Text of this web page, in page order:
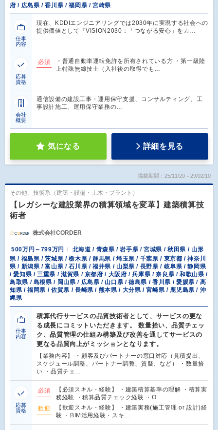
府 / 広島県 / 香川県 / 福岡県 / 宮崎県
仕事
内容
現在、KDDIエンジニアリングでは2030年に実現する社会への
提供価値として『VISION2030：「つながる安心」をカ…
応募
資格
必須
・普通自動車運転免許を所有されている方 ・第一級陸
上特殊無線技士（入社後の取得でも…
会社
概要
通信設備の建設工事・運用保守支援、コンサルティング、工
事設計施工、運用保守業務の…
気になる 詳細を見る
掲載期間：25/11/20～29/02/10
その他、技術系（建築・設備・土木・プラント）
【レガシーな建設業界の積算領域を変革】建築積算技
術者
株式会社CORDER
500万円～799万円
北海道 / 青森県 / 岩手県 / 宮城県 / 秋田県 / 山形
県 / 福島県 / 茨城県 / 栃木県 / 群馬県 / 埼玉県 / 千葉県 / 東京都 / 神奈川
県 / 新潟県 / 富山県 / 石川県 / 福井県 / 山梨県 / 長野県 / 岐阜県 / 静岡県
/ 愛知県 / 三重県 / 滋賀県 / 京都府 / 大阪府 / 兵庫県 / 奈良県 / 和歌山県 /
鳥取県 / 島根県 / 岡山県 / 広島県 / 山口県 / 徳島県 / 香川県 / 愛媛県 / 高
知県 / 福岡県 / 佐賀県 / 長崎県 / 熊本県 / 大分県 / 宮崎県 / 鹿児島県 / 沖
縄県
仕事
内容
積算代行サービスの品質技術者として、サービスの更な
る成長にコミットいただきます。 数量拾い、品質チェッ
ク、品質管理の仕組み構築及び改善を通してサービスの
更なる品質向上がミッションとなります。
【業務内容】 ・顧客及びパートナーの窓口対応（見積提出、
スケジュール調整、パートナー調整、質疑、など） ・数量拾
い ・品質チェ…
応募
資格
必須
【必須スキル・経験】 ・建築積算基準の理解 ・積算実
務経験 ・積算品質チェック経験 ・O…
歓迎
【歓迎スキル・経験】 ・建築実務(施工管理 or 設計)経
験 ・BIM活用経験・スキ…